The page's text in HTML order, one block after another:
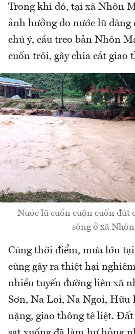
Trong khi đó, tại xã Nhôn
ảnh hưởng do nước lũ dâng
chú ý, cầu treo bản Nhôn
cuốn trôi, gây chia cắt giao
Nước lũ cuồn cuộn cuốn đứt
sông ở xã
Cùng thời điểm, mưa lớn
cũng gây ra thiệt hại
nhiều tuyến đường liên xã
Sơn, Na Loi, Na Ngoi, Hữu
nặng, giao thông tê liệt.